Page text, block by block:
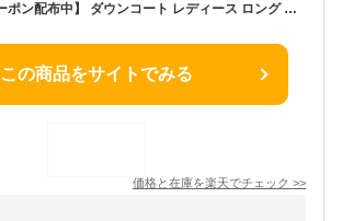
【3,000円OFFクーポン配布中】 ダウンコート レディース ロング 細見え 軽量 きれいめ 大きいサイズ ダウンジャケット コート アウター ロング丈 ダウン90％ 秋冬 20代 30代 40代 50代 60代 オリジナル 秋 冬 [NO.9-513] 送料無料
この商品をサイトでみる
価格と在庫を楽天でチェック >>